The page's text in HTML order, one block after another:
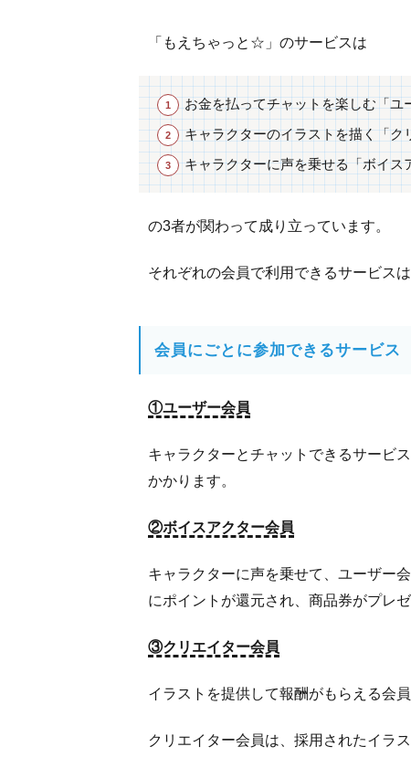
1.3
エイ
ター
につ
いて
1.3.1
イター
は
え
っ
の
記
ま
と
「もえちゃっと☆」のサービスは
お金を払ってチャットを楽しむ「ユ
キャラクターのイラストを描く「ク
キャラクターに声を乗せる「ボイス
の3者が関わって成り立っています。
それぞれの会員で利用できるサービスは
会員にごとに参加できるサービス
①ユーザー会員
キャラクターとチャットできるサービ
かかります。
②ボイスアクター会員
キャラクターに声を乗せて、ユーザー
にポイントが還元され、商品券がプレゼ
③クリエイター会員
イラストを提供して報酬がもらえる会
クリエイター会員は、採用されたイラ